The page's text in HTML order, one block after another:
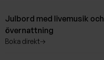
Julbord med livemusik och
övernattning
boka direkt